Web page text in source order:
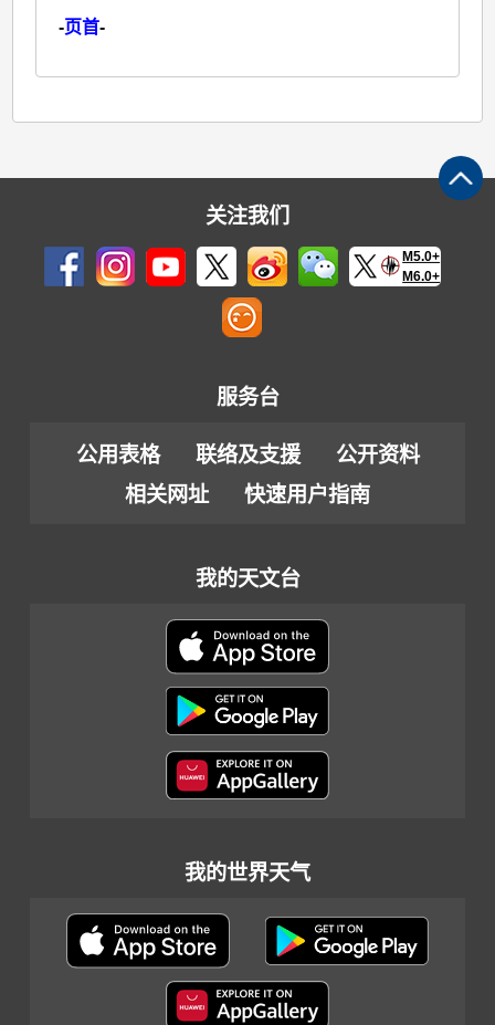
-页首-
关注我们
M5.0+
M6.0+
服务台
公用表格 联络及支援
公开资料
相关网址
快速用户指南
我的天文台
我的世界天气